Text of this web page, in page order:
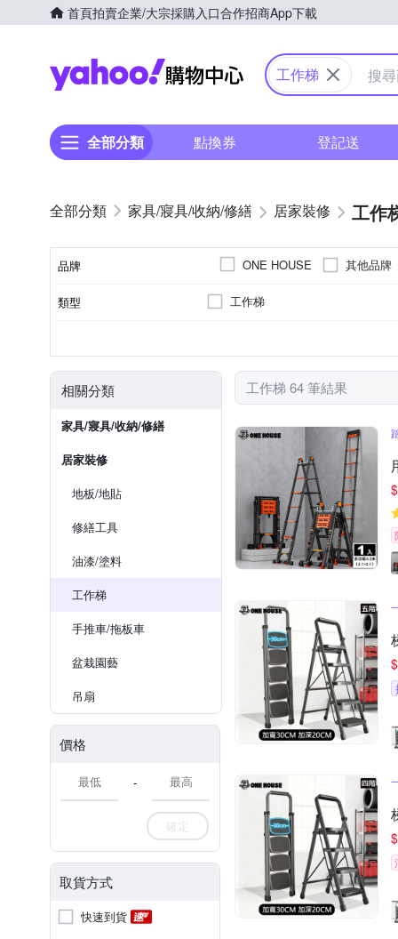
首頁拍賣企業/大宗採購入口合作招商App下載
Yahoo購物中心
工作梯
全部分類 點換券 登記送
家具/寢具/收納/修繕 居家裝修 工作
品牌 ONE HOUSE 其他品牌
類型 工作梯
相關分類
家具/寢具/收納/修繕
居家裝修
地板/地貼
修繕工具
油漆/塗料
工作梯
手推車/拖板車
盆栽園藝
吊扇
價格
-
確定
取貨方式
快速到貨
工作梯 64 筆結果
$
$
$